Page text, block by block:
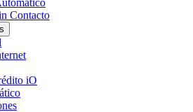
Contacto
iO